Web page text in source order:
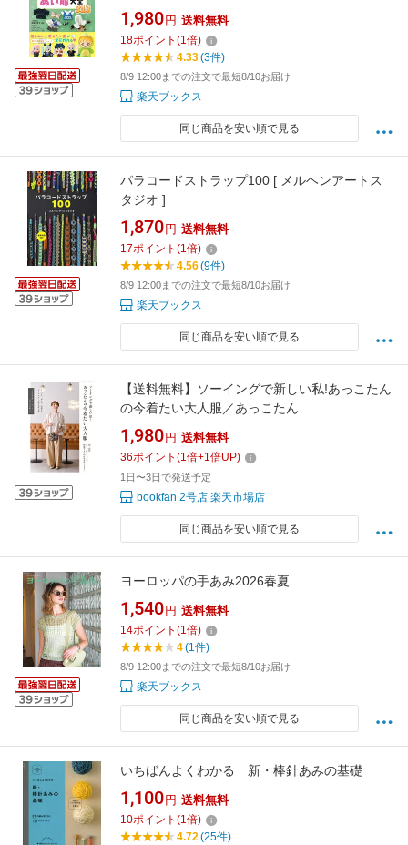
1,980 円 送料無料
18ポイント (1倍)
4.33(3件)
8/9 12:00までの注文で最短8/10お届け
楽天ブックス
同じ商品を安い順で見る
パラコードストラップ100 [ メルヘンアートス
タジオ ]
1,870 円 送料無料
17ポイント (1倍)
4.56(9件)
8/9 12:00までの注文で最短8/10お届け
楽天ブックス
同じ商品を安い順で見る
【送料無料】ソーイングで新しい私!あっこたん
の今着たい大人服／あっこたん
1,980 円 送料無料
36ポイント (1倍+1倍UP)
1日〜3日で発送予定
bookfan 2号店 楽天市場店
同じ商品を安い順で見る
ヨーロッパの手あみ2026春夏
1,540 円 送料無料
14ポイント (1倍)
4(1件)
8/9 12:00までの注文で最短8/10お届け
楽天ブックス
同じ商品を安い順で見る
いちばんよくわかる 新・棒針あみの基礎
1,100 円 送料無料
10ポイント (1倍)
4.72(25件)